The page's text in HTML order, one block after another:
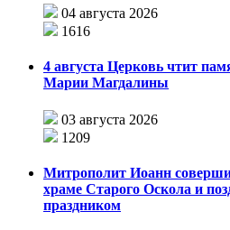
04 августа 2026
1616
4 августа Церковь чтит
Марии Магдалины
03 августа 2026
1209
Митрополит Иоанн
храме Старого Оскола и
праздником